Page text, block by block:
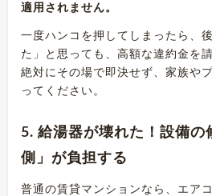
適用されません。
一度ハンコを押してしまったら、
た」と思っても、高額な違約金を
絶対にその場で即決せず、家族や
ってください。
5. 給湯器が壊れた！設備の
側」が負担する
普通の賃貸マンションなら、エア